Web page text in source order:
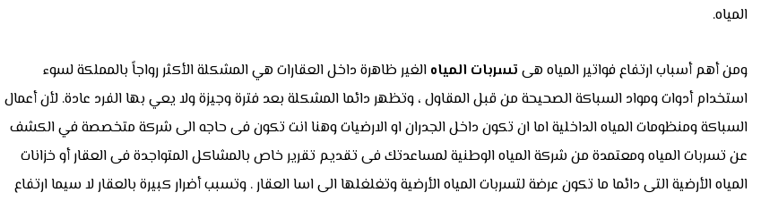
المياه.
ومن أهم أسباب ارتفاع فواتير المياه هى تسربات المياه الغير ظاهرة داخل العقارات هي المشكلة الأكثر رواجاً بالمملكة لسوء
استخدام أدوات ومواد السباكة الصحيحة من قبل المقاول ، وتظهر دائما المشكلة بعد فترة وجيزة ولا يعي بها الفرد عادة. لأن أعمال
السباكة ومنظومات المياه الداخلية اما ان تكون داخل الجدران او الارضيات وهنا انت تكون فى حاجه الى شركة متخصصة في الكشف
عن تسربات المياه ومعتمدة من شركة المياه الوطنية لمساعدتك فى تقديم تقرير خاص بالمشاكل المتواجدة فى العقار أو خزانات
المياه الأرضية التى دائما ما تكون عرضة لتسربات المياه الأرضية وتغلغلها الى اسا العقار . وتسبب أضرار كبيرة بالعقار لا سيما ارتفاع